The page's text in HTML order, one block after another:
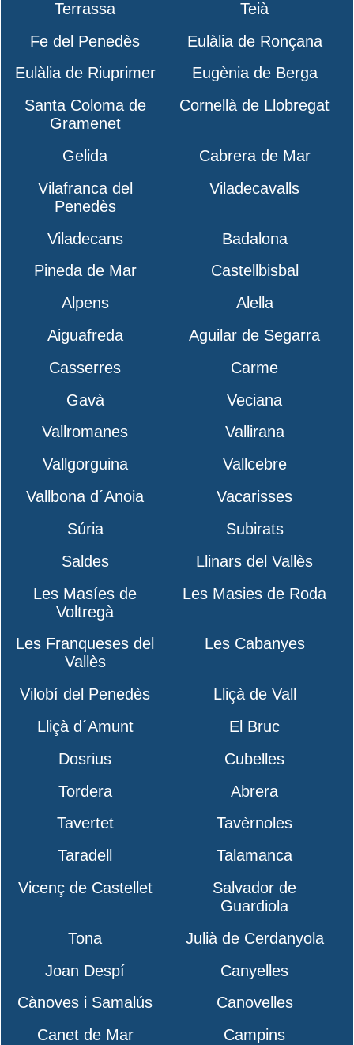
Terrassa
Teià
Fe del Penedès
Eulàlia de Ronçana
Eulàlia de Riuprimer
Eugènia de Berga
Santa Coloma de
Gramenet
Cornellà de Llobregat
Gelida
Cabrera de Mar
Vilafranca del
Penedès
Viladecavalls
Viladecans
Badalona
Pineda de Mar
Castellbisbal
Alpens
Alella
Aiguafreda
Aguilar de Segarra
Casserres
Carme
Gavà
Veciana
Vallromanes
Vallirana
Vallgorguina
Vallcebre
Vallbona d´Anoia
Vacarisses
Súria
Subirats
Saldes
Llinars del Vallès
Les Masíes de
Voltregà
Les Masies de Roda
Les Franqueses del
Vallès
Les Cabanyes
Vilobí del Penedès
Lliçà de Vall
Lliçà d´Amunt
El Bruc
Dosrius
Cubelles
Tordera
Abrera
Tavertet
Tavèrnoles
Taradell
Talamanca
Vicenç de Castellet
Salvador de
Guardiola
Tona
Julià de Cerdanyola
Joan Despí
Canyelles
Cànoves i Samalús
Canovelles
Canet de Mar
Campins